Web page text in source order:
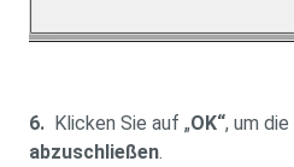
6. Klicken Sie auf „OK“, um die
abzuschließen.